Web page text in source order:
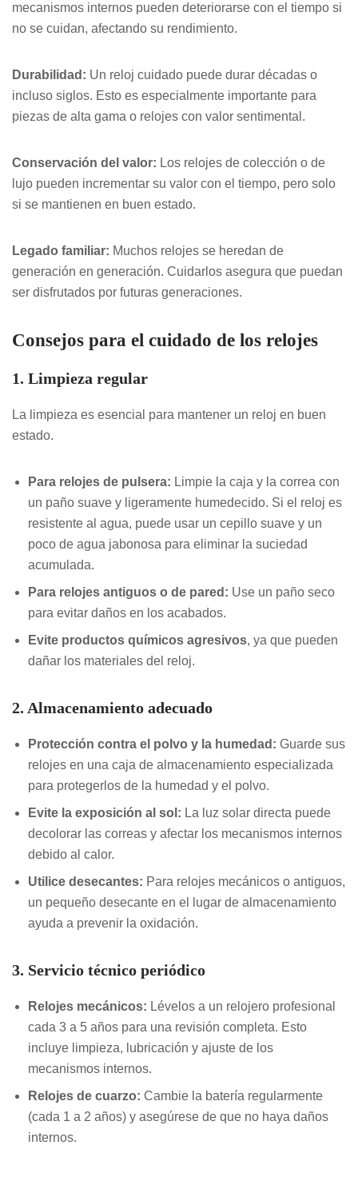
mecanismos internos pueden deteriorarse con el tiempo si
no se cuidan, afectando su rendimiento.
Durabilidad: Un reloj cuidado puede durar décadas o
incluso siglos. Esto es especialmente importante para
piezas de alta gama o relojes con valor sentimental.
Conservación del valor: Los relojes de colección o de
lujo pueden incrementar su valor con el tiempo, pero solo
si se mantienen en buen estado.
Legado familiar: Muchos relojes se heredan de
generación en generación. Cuidarlos asegura que puedan
ser disfrutados por futuras generaciones.
Consejos para el cuidado de los relojes
1. Limpieza regular
La limpieza es esencial para mantener un reloj en buen
estado.
Para relojes de pulsera: Limpie la caja y la correa con
un paño suave y ligeramente humedecido. Si el reloj es
resistente al agua, puede usar un cepillo suave y un
poco de agua jabonosa para eliminar la suciedad
acumulada.
Para relojes antiguos o de pared: Use un paño seco
para evitar daños en los acabados.
Evite productos químicos agresivos, ya que pueden
dañar los materiales del reloj.
2. Almacenamiento adecuado
Protección contra el polvo y la humedad: Guarde sus
relojes en una caja de almacenamiento especializada
para protegerlos de la humedad y el polvo.
Evite la exposición al sol: La luz solar directa puede
decolorar las correas y afectar los mecanismos internos
debido al calor.
Utilice desecantes: Para relojes mecánicos o antiguos,
un pequeño desecante en el lugar de almacenamiento
ayuda a prevenir la oxidación.
3. Servicio técnico periódico
Relojes mecánicos: Lévelos a un relojero profesional
cada 3 a 5 años para una revisión completa. Esto
incluye limpieza, lubricación y ajuste de los
mecanismos internos.
Relojes de cuarzo: Cambie la batería regularmente
(cada 1 a 2 años) y asegúrese de que no haya daños
internos.